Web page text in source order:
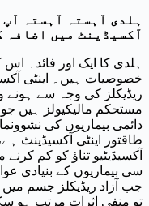
ہلدی آہستہ آہستہ
آکسیڈینٹ میں اضافہ
ہلدی کا ایک اور فائدہ
خصوصیات ہیں۔ اینٹی
ریڈیکلز کی وجہ سے ہونے
مستحکم مالیکیولز ہیں
دائمی بیماریوں کی
طاقتور اینٹی آکسیڈینٹ
آکسیڈیٹیو تناؤ کو کم
سی بیماریوں کے بنیادی
جب آزاد ریڈیکلز جسم میں
تو منفی اثرات مرتب ہو